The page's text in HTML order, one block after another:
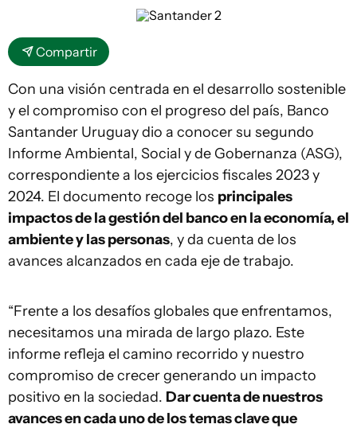
Compartir
Con una visión centrada en el desarrollo sostenible
y el compromiso con el progreso del país, Banco
Santander Uruguay dio a conocer su segundo
Informe Ambiental, Social y de Gobernanza (ASG),
correspondiente a los ejercicios fiscales 2023 y
2024. El documento recoge los principales
impactos de la gestión del banco en la economía, el
ambiente y las personas, y da cuenta de los
avances alcanzados en cada eje de trabajo.
“Frente a los desafíos globales que enfrentamos,
necesitamos una mirada de largo plazo. Este
informe refleja el camino recorrido y nuestro
compromiso de crecer generando un impacto
positivo en la sociedad. Dar cuenta de nuestros
avances en cada uno de los temas clave que